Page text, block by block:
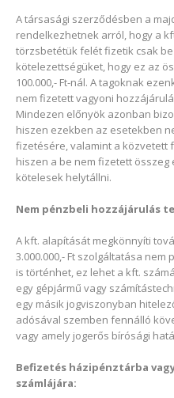
A társasági szerződésben a
rendelkezhetnek arról, hogy a
törzsbetétük felét fizetik csak
kötelezettségüket, hogy ez az
100.000,- Ft-nál. A tagoknak
nem fizetett vagyoni
Mindezen előnyök azonban
hiszen ezekben az esetekben
fizetésére, valamint a közvetett
hiszen a be nem fizetett
kötelesek helytállni.
Nem pénzbeli hozzájárulás
A kft. alapítását megkönnyíti
3.000.000,- Ft szolgáltatása
is történhet, ez lehet a kft.
egy gépjármű vagy
egy másik jogviszonyban
adósával szemben fennálló
vagy amely jogerős bírósági
Befizetés házipénztárba
számlájára: